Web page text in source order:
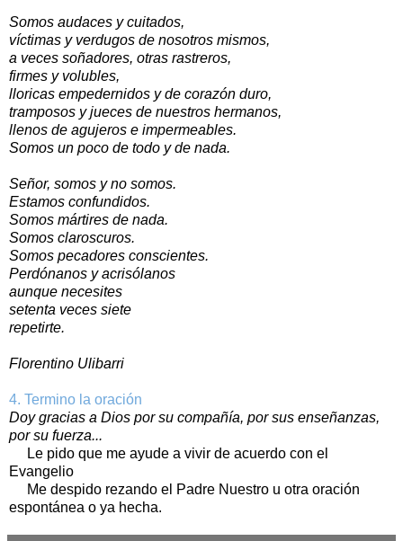
Somos audaces y cuitados,
víctimas y verdugos de nosotros mismos,
a veces soñadores, otras rastreros,
firmes y volubles,
lloricas empedernidos y de corazón duro,
tramposos y jueces de nuestros hermanos,
llenos de agujeros e impermeables.
Somos un poco de todo y de nada.
Señor, somos y no somos.
Estamos confundidos.
Somos mártires de nada.
Somos claroscuros.
Somos pecadores conscientes.
Perdónanos y acrisólanos
aunque necesites
setenta veces siete
repetirte.
Florentino Ulibarri
4. Termino la oración
Doy gracias a Dios por su compañía, por sus enseñanzas,
por su fuerza...
Le pido que me ayude a vivir de acuerdo con el
Evangelio
Me despido rezando el Padre Nuestro u otra oración
espontánea o ya hecha.